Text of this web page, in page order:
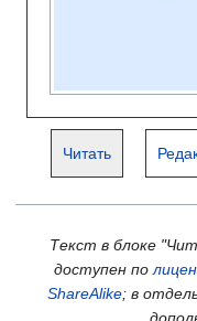
Читать
Текст в блоке
доступен по
ShareAlike; в